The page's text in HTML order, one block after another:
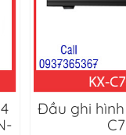
Đầu ghi hình